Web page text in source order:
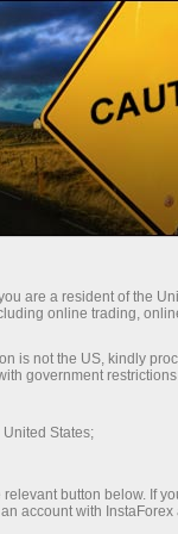
are a resident of the
online trading,
is not the US, kindly
government
States;
button below. If
account with InstaForex